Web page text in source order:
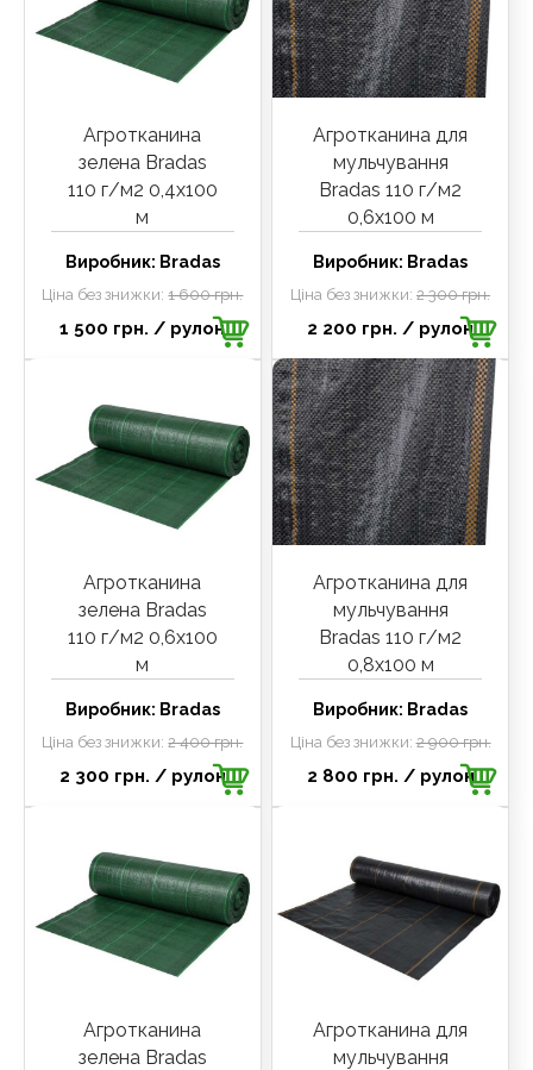
Агротканина
зелена Bradas
110 г/м2 0,4х100
м
Виробник: Bradas
Ціна без знижки:1 600 грн.
1 500 грн. / рулон
Агротканина для
мульчування
Bradas 110 г/м2
0,6х100 м
Виробник: Bradas
Ціна без знижки:2 300 грн.
2 200 грн. / рулон
Агротканина
зелена Bradas
110 г/м2 0,6х100
м
Виробник: Bradas
Ціна без знижки:2 400 грн.
2 300 грн. / рулон
Агротканина для
мульчування
Bradas 110 г/м2
0,8х100 м
Виробник: Bradas
Ціна без знижки:2 900 грн.
2 800 грн. / рулон
Агротканина
зелена Bradas
Агротканина для
мульчування